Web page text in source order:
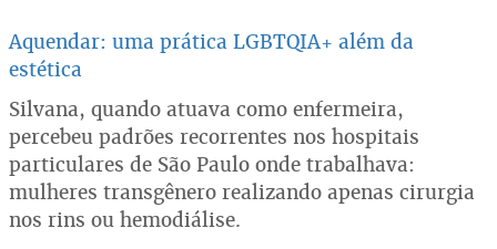
Aquendar: uma prática LGBTQIA+ além da
estética
Silvana, quando atuava como enfermeira,
percebeu padrões recorrentes nos hospitais
particulares de São Paulo onde trabalhava:
mulheres transgênero realizando apenas cirurgia
nos rins ou hemodiálise.